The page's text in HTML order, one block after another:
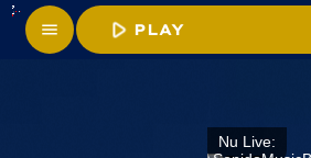
menu play_arrow